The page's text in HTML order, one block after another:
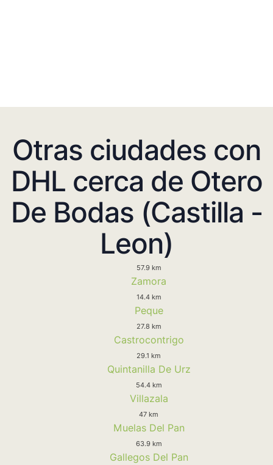
Otras ciudades con
DHL cerca de Otero
De Bodas (Castilla -
Leon)
57.9 km
Zamora
14.4 km
Peque
27.8 km
Castrocontrigo
29.1 km
Quintanilla De Urz
54.4 km
Villazala
47 km
Muelas Del Pan
63.9 km
Gallegos Del Pan